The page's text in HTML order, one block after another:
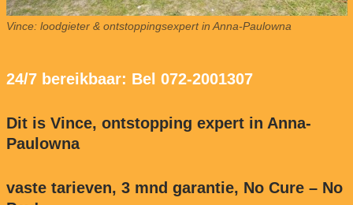
Vince: loodgieter & ontstoppingsexpert in Anna-Paulowna
24/7 bereikbaar: Bel 072-2001307
Dit is Vince, ontstopping expert in Anna-
Paulowna
vaste tarieven, 3 mnd garantie, No Cure – No